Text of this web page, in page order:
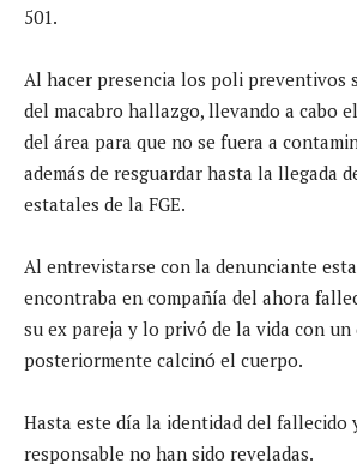
501.
Al hacer presencia los poli preventivos
del macabro hallazgo, llevando a cabo
del área para que no se fuera a
además de resguardar hasta la llegada
estatales de la FGE.
Al entrevistarse con la denunciante
encontraba en compañía del ahora
su ex pareja y lo privó de la vida con un
posteriormente calcinó el cuerpo.
Hasta este día la identidad del fallecido
responsable no han sido reveladas.